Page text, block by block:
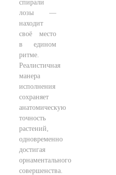
спирали
лозы —
находит
своё место
в едином
ритме.
Реалистичная
манера
исполнения
сохраняет
анатомическую
точность
растений,
одновременно
достигая
орнаментального
совершенства.